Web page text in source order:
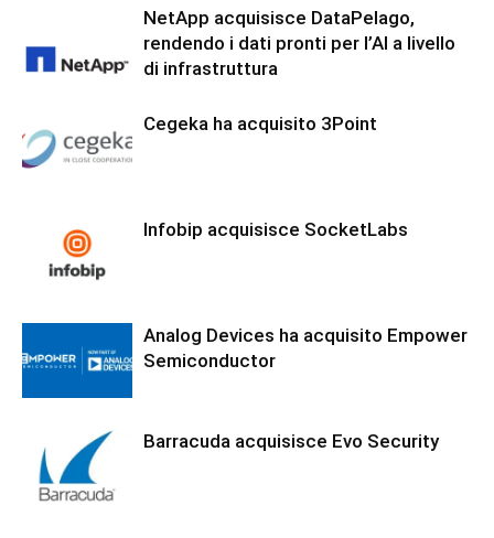
NetApp acquisisce DataPelago,
rendendo i dati pronti per l’AI a livello
di infrastruttura
Cegeka ha acquisito 3Point
Infobip acquisisce SocketLabs
Analog Devices ha acquisito Empower
Semiconductor
Barracuda acquisisce Evo Security